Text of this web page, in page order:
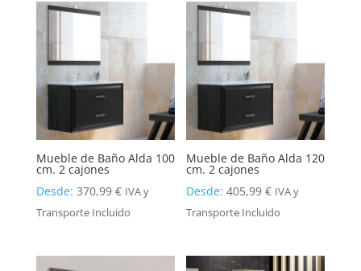
Mueble de Baño Alda 100
cm. 2 cajones
Desde: 370,99 € IVA y
Transporte Incluido
Mueble de Baño Alda 120
cm. 2 cajones
Desde:405,99€ IVA y
Transporte Incluido